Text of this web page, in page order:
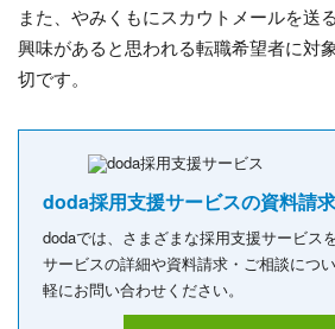
また、やみくもにスカウトメールを送
興味があると思われる転職希望者に対
切です。
doda採用支援サービスの資料請
dodaでは、さまざまな採用支援サービス
サービスの詳細や資料請求・ご相談につ
軽にお問い合わせください。